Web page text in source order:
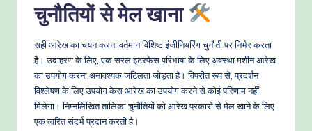
चुनौतियों से मेल खाना
सही आरेख का चयन करना वर्तमान विशिष्ट इंजीनियरिंग चुनौती पर निर्भर करता
है। उदाहरण के लिए, एक सरल इंटरफेस परिभाषा के लिए अवस्था मशीन आरेख
का उपयोग करना अनावश्यक जटिलता जोड़ता है। विपरीत रूप से, प्रदर्शन
विश्लेषण के लिए उपयोग केस आरेख का उपयोग करने से कोई परिणाम नहीं
मिलेगा। निम्नलिखित तालिका चुनौतियों को आरेख प्रकारों से मेल खाने के लिए
एक त्वरित संदर्भ प्रदान करती है।